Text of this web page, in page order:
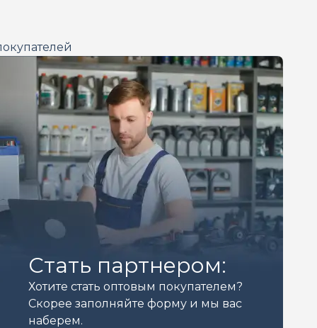
Стать партнером:
Хотите стать оптовым покупателем?
Скорее заполняйте форму и мы вас
наберем.